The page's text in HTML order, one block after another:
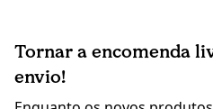
Tornar a encomenda
envio!